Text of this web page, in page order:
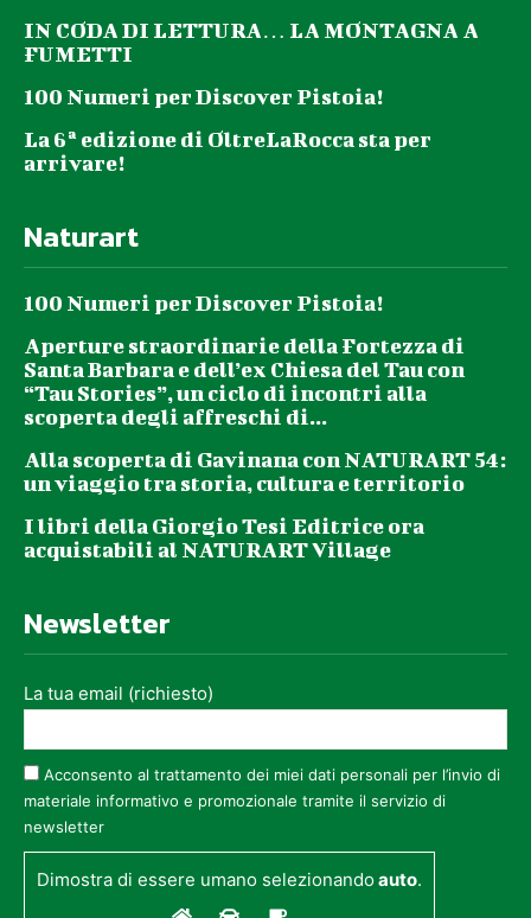
IN CODA DI LETTURA… LA MONTAGNA A
FUMETTI
100 Numeri per Discover Pistoia!
La 6ª edizione di OltreLaRocca sta per
arrivare!
Naturart
100 Numeri per Discover Pistoia!
Aperture straordinarie della Fortezza di
Santa Barbara e dell’ex Chiesa del Tau con
“Tau Stories”, un ciclo di incontri alla
scoperta degli affreschi di...
Alla scoperta di Gavinana con NATURART 54:
un viaggio tra storia, cultura e territorio
I libri della Giorgio Tesi Editrice ora
acquistabili al NATURART Village
Newsletter
La tua email (richiesto)
Acconsento al trattamento dei miei dati personali per l’invio di
materiale informativo e promozionale tramite il servizio di
newsletter
Dimostra di essere umano selezionandoauto.